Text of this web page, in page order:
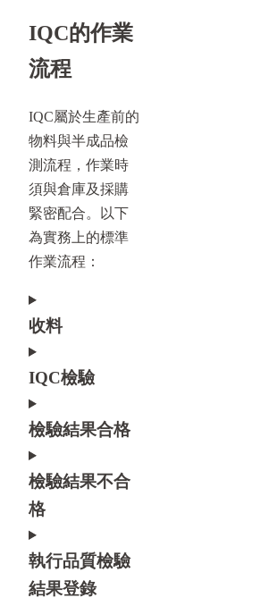
IQC的作業
流程
IQC屬於生產前的
物料與半成品檢
測流程，作業時
須與倉庫及採購
緊密配合。以下
為實務上的標準
作業流程：
收料
IQC檢驗
檢驗結果合格
檢驗結果不合
格
執行品質檢驗
結果登錄